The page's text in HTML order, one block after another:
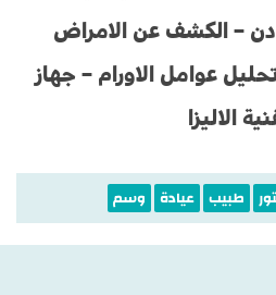
– الكشف عن الامراض
عوامل الاورام – جهاز
الاليزا
طبيب عيادة وسم